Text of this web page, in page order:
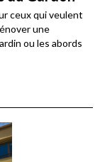
ceux qui veulent
une
ou les abords